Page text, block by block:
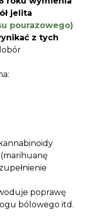
jelita
pourazowego)
z tych
poprawę
bólowego itd.